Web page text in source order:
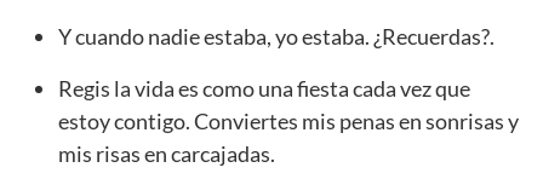
Y cuando nadie estaba, yo estaba. ¿Recuerdas?.
Regis la vida es como una fiesta cada vez que
estoy contigo. Conviertes mis penas en sonrisas y
mis risas en carcajadas.